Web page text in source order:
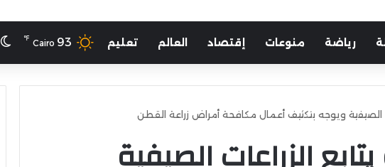
رياضة منوعات إقتصاد العالم تعليم Cairo 93
℉
الصيفية ويوجه بتكثيف أعمال مكافحة أمراض زراعة القطن